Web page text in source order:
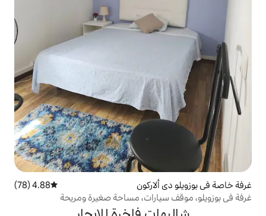
متوسط التقييم 4.88 من 5، 78 مراجعات
4.88 (78)
مساحة صغيرة ومريحة